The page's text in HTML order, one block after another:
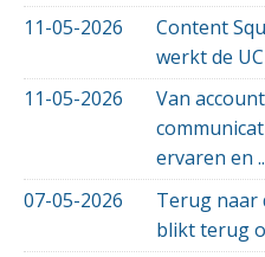
11-05-2026
Content
werkt de
11-05-2026
Van
ervaren en
07-05-2026
Terug naar
blikt terug